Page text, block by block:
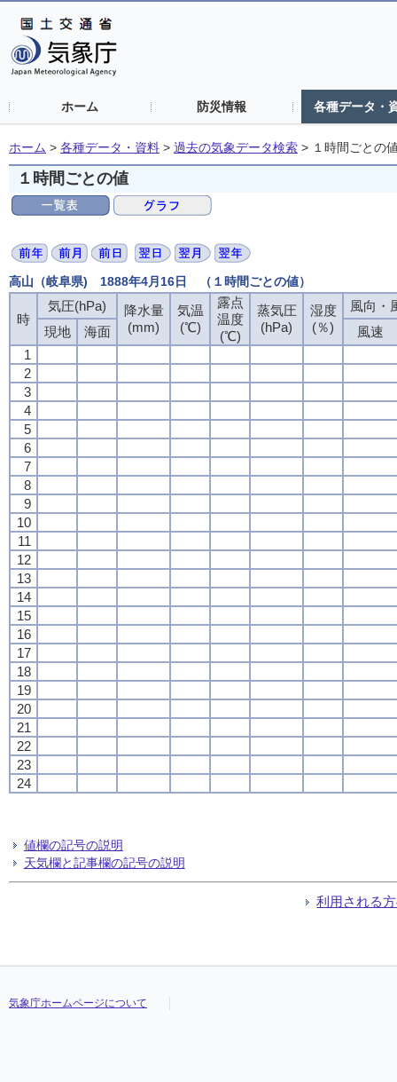
ホーム 防災情報 各種データ・
ホーム > 各種データ・資料 > 過去の気象データ検索 > １時間ごとの
１時間ごとの値
高山（岐阜県) 1888年4月16日 （１時間ごとの値）
時
気圧(hPa)
降水量
(mm)
気温
(℃)
露点
温度
(℃)
蒸気圧
(hPa)
湿度
(％)
風向・
現地
海面
風速
1
2
3
4
5
6
7
8
9
10
11
12
13
14
15
16
17
18
19
20
21
22
23
24
値欄の記号の説明
天気欄と記事欄の記号の説明
利用される
気象庁ホームページについて